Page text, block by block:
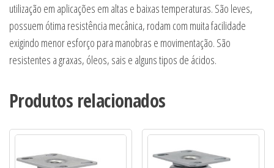
utilização em aplicações em altas e baixas temperaturas. São leves,
possuem ótima resistência mecânica, rodam com muita facilidade
exigindo menor esforço para manobras e movimentação. São
resistentes a graxas, óleos, sais e alguns tipos de ácidos.
Produtos relacionados